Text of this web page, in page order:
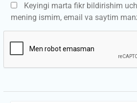
Keyingi marta fikr bildirishim
mening ismim, email va saytim